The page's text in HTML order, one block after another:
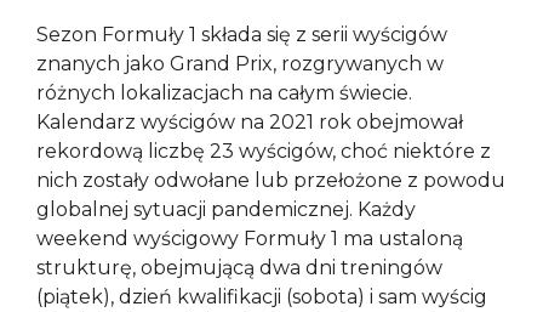
Sezon Formuły 1 składa się z serii wyścigów
znanych jako Grand Prix, rozgrywanych w
różnych lokalizacjach na całym świecie.
Kalendarz wyścigów na 2021 rok obejmował
rekordową liczbę 23 wyścigów, choć niektóre z
nich zostały odwołane lub przełożone z powodu
globalnej sytuacji pandemicznej. Każdy
weekend wyścigowy Formuły 1 ma ustaloną
strukturę, obejmującą dwa dni treningów
(piątek), dzień kwalifikacji (sobota) i sam wyścig